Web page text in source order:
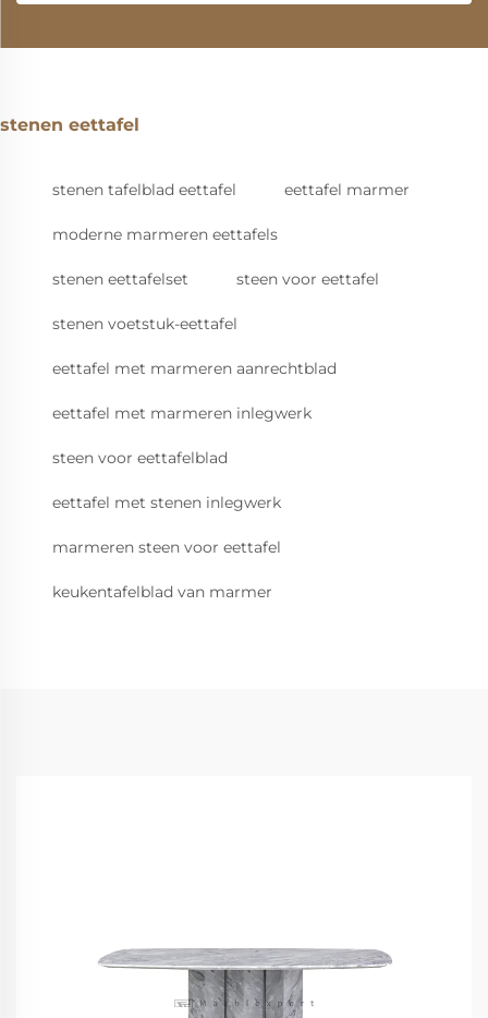
stenen eettafel
stenen tafelblad eettafel eettafel marmer
moderne marmeren eettafels
stenen eettafelset steen voor eettafel
stenen voetstuk-eettafel
eettafel met marmeren aanrechtblad
eettafel met marmeren inlegwerk
steen voor eettafelblad
eettafel met stenen inlegwerk
marmeren steen voor eettafel
keukentafelblad van marmer